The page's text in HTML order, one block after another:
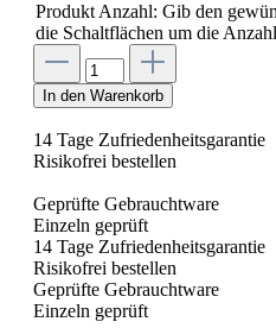
Produkt Anzahl: Gib den
die Schaltflächen um die
In den Warenkorb
14 Tage Zufriedenheitsgarantie
Risikofrei bestellen
Geprüfte Gebrauchtware
Einzeln geprüft
14 Tage Zufriedenheitsgarantie
Risikofrei bestellen
Geprüfte Gebrauchtware
Einzeln geprüft